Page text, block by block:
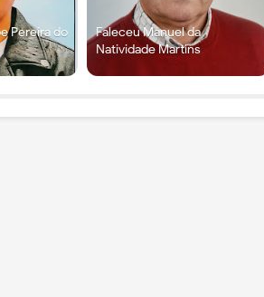
Pereira do
Faleceu Manuel da
Natividade Martins